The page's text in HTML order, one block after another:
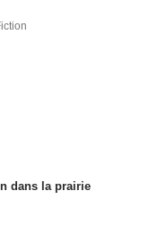
dans la prairie